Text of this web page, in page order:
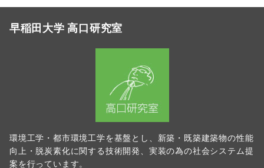
早稲田大学 高口研究室
環境工学・都市環境工学を基盤とし、新築・既築建築物の性能
向上・脱炭素化に関する技術開発、実装の為の社会システム提
案を行っています。